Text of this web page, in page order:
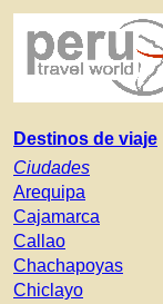
Destinos de viaje
Ciudades
Arequipa
Cajamarca
Callao
Chachapoyas
Chiclayo